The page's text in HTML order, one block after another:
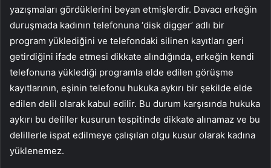
yazışmaları gördüklerini beyan etmişlerdir. Davacı erkeğin
duruşmada kadının telefonuna ‘disk digger’ adlı bir
program yüklediğini ve telefondaki silinen kayıtları geri
getirdiğini ifade etmesi dikkate alındığında, erkeğin kendi
telefonuna yüklediği programla elde edilen görüşme
kayıtlarının, eşinin telefonu hukuka aykırı bir şekilde elde
edilen delil olarak kabul edilir. Bu durum karşısında hukuka
aykırı bu deliller kusurun tespitinde dikkate alınamaz ve bu
delillerle ispat edilmeye çalışılan olgu kusur olarak kadına
yüklenemez.